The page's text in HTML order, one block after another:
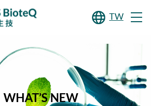
TW
WHAT’S NEW